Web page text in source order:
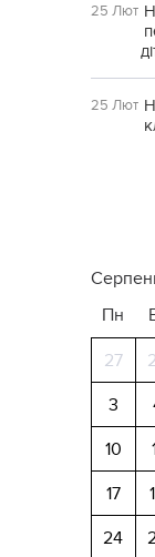
25 Лют
25 Лют
Пн
27
3
10
17
24